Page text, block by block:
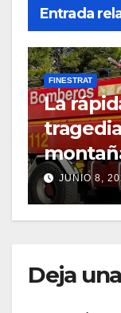
Entrada
FINESTRAT
La
JUNIO 8,
Deja